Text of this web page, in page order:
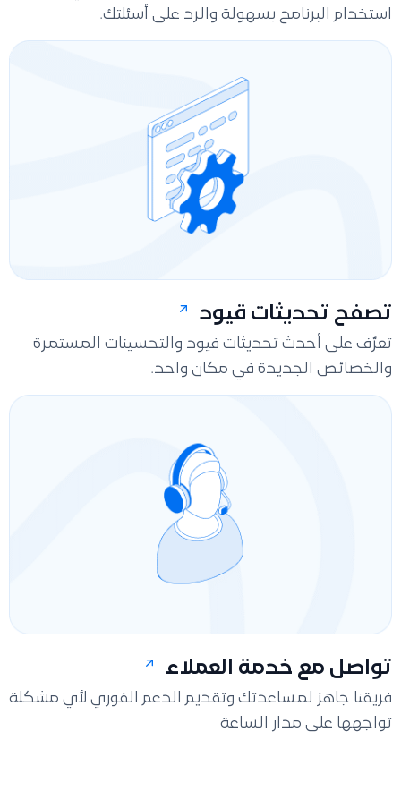
استخدام البرنامج بسهولة والرد على أسئلتك.
تصفح تحديثات قيود
تعرّف على أحدث تحديثات فيود والتحسينات المستمرة
والخصائص الجديدة في مكان واحد.
تواصل مع خدمة العملاء
فريقنا جاهز لمساعدتك وتقديم الدعم الفوري لأي مشكلة
تواجهها على مدار الساعة